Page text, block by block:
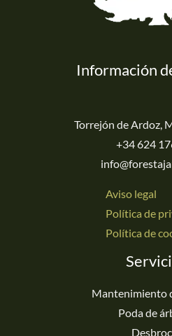
Información
Torrejón de Ardoz,
+34 624
Aviso legal
Política de
Política de
Mantenimiento
Poda de